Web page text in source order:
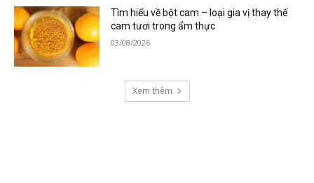
Tìm hiểu về bột cam – loại gia vị thay thế
cam tươi trong ẩm thực
03/08/2026
Xem thêm